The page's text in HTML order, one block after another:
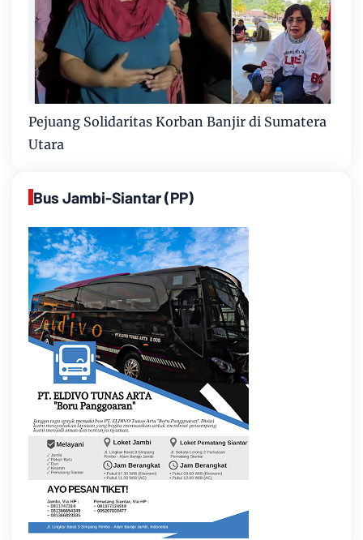
Pejuang Solidaritas Korban Banjir di Sumatera
Utara
Bus Jambi-Siantar (PP)